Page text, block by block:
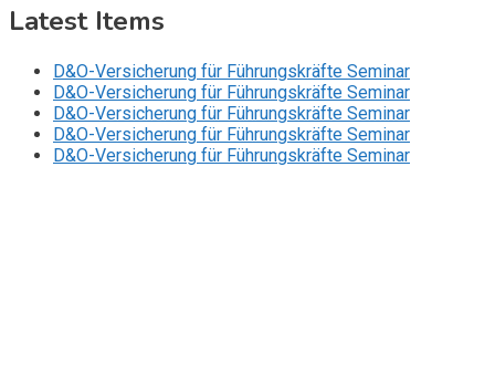
Latest Items
D&O-Versicherung für Führungskräfte Seminar
D&O-Versicherung für Führungskräfte Seminar
D&O-Versicherung für Führungskräfte Seminar
D&O-Versicherung für Führungskräfte Seminar
D&O-Versicherung für Führungskräfte Seminar